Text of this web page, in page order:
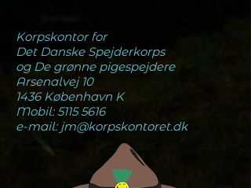
Korpskontor for
Det Danske Spejderkorps
og De grønne pigespejdere
Arsenalvej 10
1436 København K
Mobil: 5115 5616
e-mail: jm@korpskontoret.dk